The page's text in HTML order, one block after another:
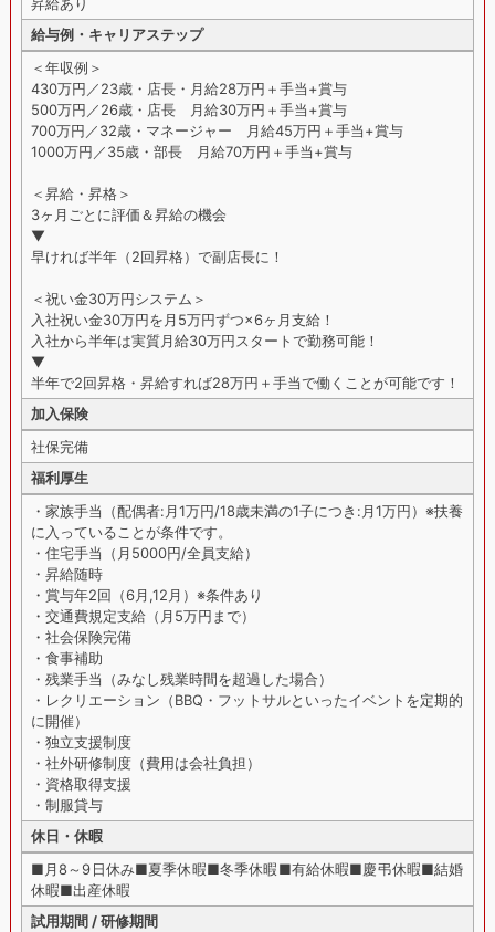
給与例・キャリアステップ
＜年収例＞
430万円／23歳・店長・月給28万円＋手当+賞与
500万円／26歳・店長 月給30万円＋手当+賞与
700万円／32歳・マネージャー 月給45万円＋手当+賞与
1000万円／35歳・部長 月給70万円＋手当+賞与
＜昇給・昇格＞
3ヶ月ごとに評価＆昇給の機会
▼
早ければ半年（2回昇格）で副店長に！
＜祝い金30万円システム＞
入社祝い金30万円を月5万円ずつ×6ヶ月支給！
入社から半年は実質月給30万円スタートで勤務可能！
▼
半年で2回昇格・昇給すれば28万円＋手当で働くことが可能です！
加入保険
社保完備
福利厚生
・家族手当（配偶者:月1万円/18歳未満の1子につき:月1万円）※扶養
に入っていることが条件です。
・住宅手当（月5000円/全員支給）
・昇給随時
・賞与年2回（6月,12月）※条件あり
・交通費規定支給（月5万円まで）
・社会保険完備
・食事補助
・残業手当（みなし残業時間を超過した場合）
・レクリエーション（BBQ・フットサルといったイベントを定期的
に開催）
・独立支援制度
・社外研修制度（費用は会社負担）
・資格取得支援
・制服貸与
休日・休暇
■月8～9日休み■夏季休暇■冬季休暇■有給休暇■慶弔休暇■結婚
休暇■出産休暇
試用期間 / 研修期間